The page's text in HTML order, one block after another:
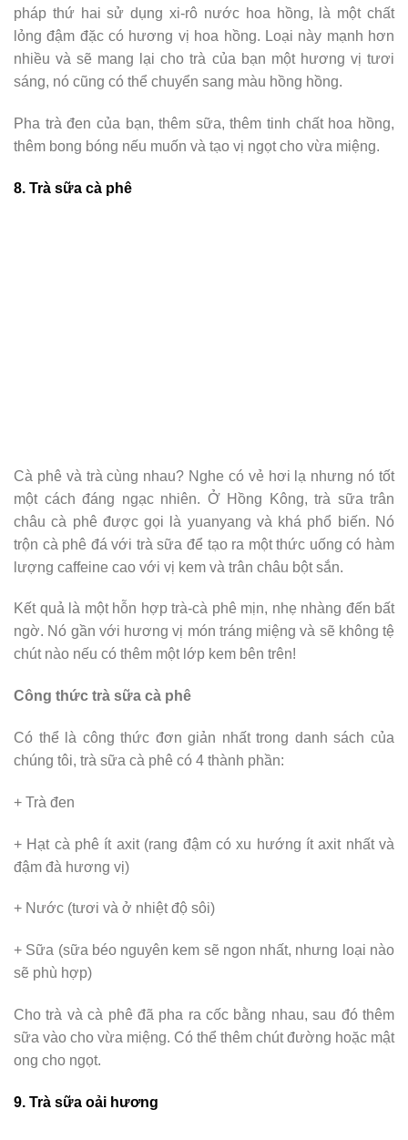
pháp thứ hai sử dụng xi-rô nước hoa hồng, là một chất
lỏng đậm đặc có hương vị hoa hồng. Loại này mạnh hơn
nhiều và sẽ mang lại cho trà của bạn một hương vị tươi
sáng, nó cũng có thể chuyển sang màu hồng hồng.
Pha trà đen của bạn, thêm sữa, thêm tinh chất hoa hồng,
thêm bong bóng nếu muốn và tạo vị ngọt cho vừa miệng.
8. Trà sữa cà phê
Cà phê và trà cùng nhau? Nghe có vẻ hơi lạ nhưng nó tốt
một cách đáng ngạc nhiên. Ở Hồng Kông, trà sữa trân
châu cà phê được gọi là yuanyang và khá phổ biến. Nó
trộn cà phê đá với trà sữa để tạo ra một thức uống có hàm
lượng caffeine cao với vị kem và trân châu bột sắn.
Kết quả là một hỗn hợp trà-cà phê mịn, nhẹ nhàng đến bất
ngờ. Nó gần với hương vị món tráng miệng và sẽ không tệ
chút nào nếu có thêm một lớp kem bên trên!
Công thức trà sữa cà phê
Có thể là công thức đơn giản nhất trong danh sách của
chúng tôi, trà sữa cà phê có 4 thành phần:
+ Trà đen
+ Hạt cà phê ít axit (rang đậm có xu hướng ít axit nhất và
đậm đà hương vị)
+ Nước (tươi và ở nhiệt độ sôi)
+ Sữa (sữa béo nguyên kem sẽ ngon nhất, nhưng loại nào
sẽ phù hợp)
Cho trà và cà phê đã pha ra cốc bằng nhau, sau đó thêm
sữa vào cho vừa miệng. Có thể thêm chút đường hoặc mật
ong cho ngọt.
9. Trà sữa oải hương